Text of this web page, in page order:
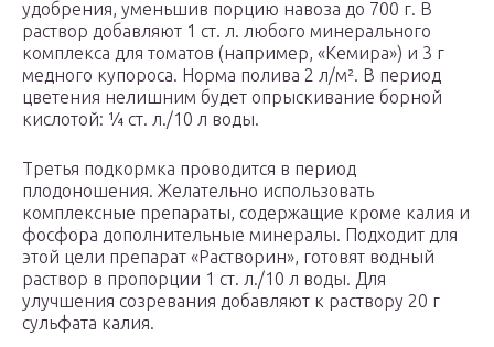
удобрения, уменьшив порцию навоза до 700 г. В
раствор добавляют 1 ст. л. любого минерального
комплекса для томатов (например, «Кемира») и 3 г
медного купороса. Норма полива 2 л/м². В период
цветения нелишним будет опрыскивание борной
кислотой: ¼ ст. л./10 л воды.
Третья подкормка проводится в период
плодоношения. Желательно использовать
комплексные препараты, содержащие кроме калия и
фосфора дополнительные минералы. Подходит для
этой цели препарат «Растворин», готовят водный
раствор в пропорции 1 ст. л./10 л воды. Для
улучшения созревания добавляют к раствору 20 г
сульфата калия.